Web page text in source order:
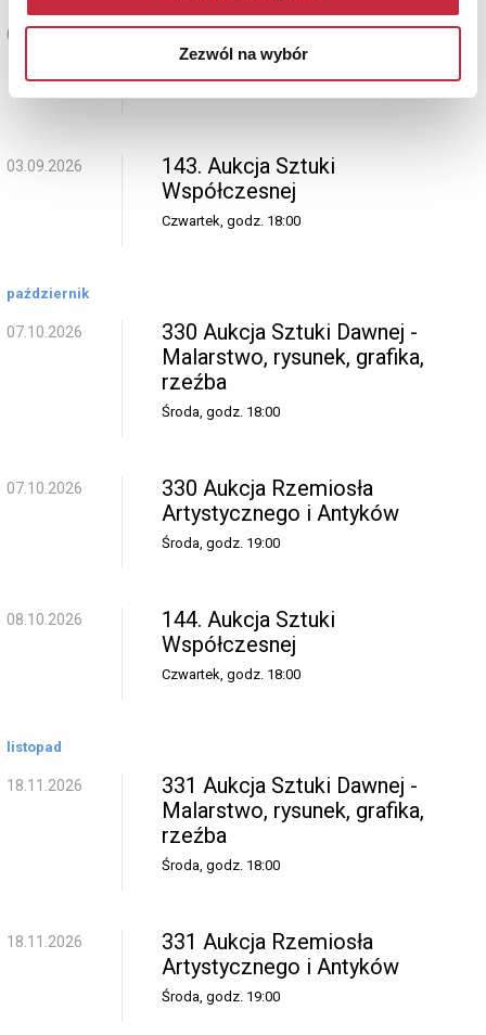
Zezwól na wybór
02.09.2026
329 Aukcja Rzemiosła
Artystycznego i Antyków
03.09.2026
143. Aukcja Sztuki
Współczesnej
Czwartek, godz. 18:00
październik
07.10.2026
330 Aukcja Sztuki Dawnej -
Malarstwo, rysunek, grafika,
rzeźba
Środa, godz. 18:00
07.10.2026
330 Aukcja Rzemiosła
Artystycznego i Antyków
Środa, godz. 19:00
08.10.2026
144. Aukcja Sztuki
Współczesnej
Czwartek, godz. 18:00
listopad
18.11.2026
331 Aukcja Sztuki Dawnej -
Malarstwo, rysunek, grafika,
rzeźba
Środa, godz. 18:00
18.11.2026
331 Aukcja Rzemiosła
Artystycznego i Antyków
Środa, godz. 19:00